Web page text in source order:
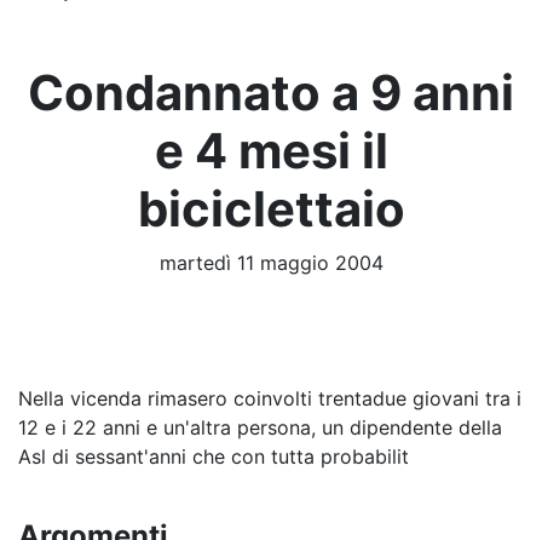
Condannato a 9 anni
e 4 mesi il
biciclettaio
martedì 11 maggio 2004
Nella vicenda rimasero coinvolti trentadue giovani tra i
12 e i 22 anni e un'altra persona, un dipendente della
Asl di sessant'anni che con tutta probabilit